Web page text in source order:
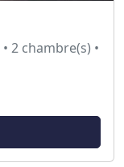
2 chambre(s) •